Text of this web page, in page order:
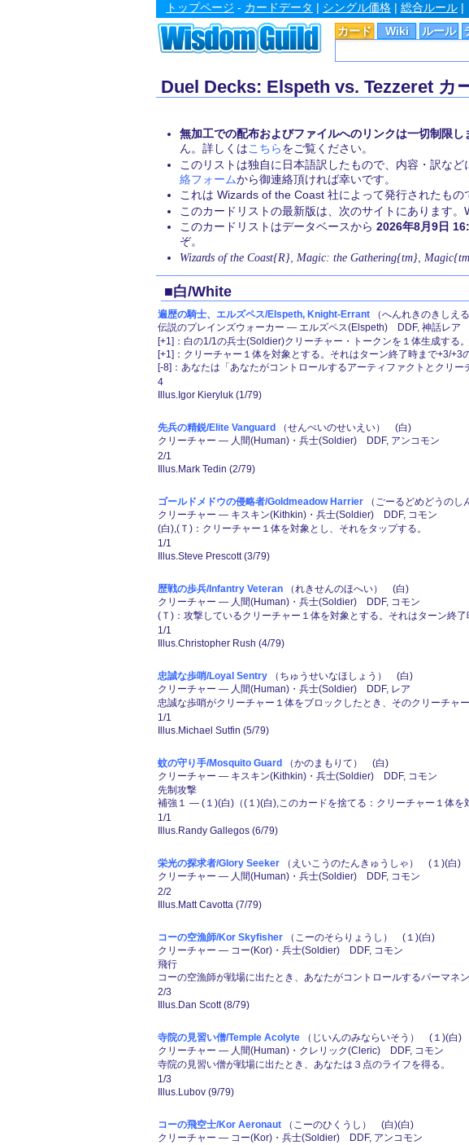
カード Wiki ルール
トップページ - カードデータ | シングル価格 | 総合ルール |
Duel Decks: Elspeth vs. Tezzeret カ
無加工での配布およびファイルへのリンクは一切制限し
ん。詳しくはこちらをご覧ください。
このリストは独自に日本語訳したもので、内容・訳な
絡フォームから御連絡頂ければ幸いです。
これは Wizards of the Coast 社によって発行されたもの
このカードリストの最新版は、次のサイトにあります。
このカードリストはデータベースから 2026年8月9日
ぞ。
Wizards of the Coast{R}, Magic: the Gathering{tm},
■白/White
遍歴の騎士、エルズペス/Elspeth, Knight-Errant （へんれきのきしえ
伝説のプレインズウォーカー ― エルズペス(Elspeth) DDF, 神話レア
[+1]：白の1/1の兵士(Soldier)クリーチャー・トークンを１体生成する。
[+1]：クリーチャー１体を対象とする。それはターン終了時まで+3/+3
[-8]：あなたは「あなたがコントロールするアーティファクトとクリ
4
Illus.Igor Kieryluk (1/79)
先兵の精鋭/Elite Vanguard
（せんぺいのせいえい） (白)
クリーチャー ― 人間(Human)・兵士(Soldier) DDF, アンコモン
2/1
Illus.Mark Tedin (2/79)
ゴールドメドウの侵略者/Goldmeadow Harrier （ごーるどめどうの
クリーチャー ― キスキン(Kithkin)・兵士(Soldier) DDF, コモン
(白),(Ｔ)：クリーチャー１体を対象とし、それをタップする。
1/1
Illus.Steve Prescott (3/79)
歴戦の歩兵/Infantry Veteran （れきせんのほへい） (白)
クリーチャー ― 人間(Human)・兵士(Soldier) DDF, コモン
(Ｔ)：攻撃しているクリーチャー１体を対象とする。それはターン終了
1/1
Illus.Christopher Rush (4/79)
忠誠な歩哨/Loyal Sentry （ちゅうせいなほしょう） (白)
クリーチャー ― 人間(Human)・兵士(Soldier) DDF, レア
忠誠な歩哨がクリーチャー１体をブロックしたとき、そのクリーチャ
1/1
Illus.Michael Sutfin (5/79)
蚊の守り手/Mosquito Guard
（かのまもりて） (白)
クリーチャー ― キスキン(Kithkin)・兵士(Soldier) DDF, コモン
先制攻撃
補強１ ― (１)(白)（(１)(白),このカードを捨てる：クリーチャー１体を
1/1
Illus.Randy Gallegos (6/79)
栄光の探求者/Glory Seeker （えいこうのたんきゅうしゃ） (１)(白)
クリーチャー ― 人間(Human)・兵士(Soldier) DDF, コモン
2/2
Illus.Matt Cavotta (7/79)
コーの空漁師/Kor Skyfisher （こーのそらりょうし） (１)(白)
クリーチャー ― コー(Kor)・兵士(Soldier) DDF, コモン
飛行
コーの空漁師が戦場に出たとき、あなたがコントロールするパーマネ
2/3
Illus.Dan Scott (8/79)
寺院の見習い僧/Temple Acolyte （じいんのみならいそう） (１)(白)
クリーチャー ― 人間(Human)・クレリック(Cleric) DDF, コモン
寺院の見習い僧が戦場に出たとき、あなたは３点のライフを得る。
1/3
Illus.Lubov (9/79)
コーの飛空士/Kor Aeronaut （こーのひくうし） (白)(白)
クリーチャー ― コー(Kor)・兵士(Soldier) DDF, アンコモン